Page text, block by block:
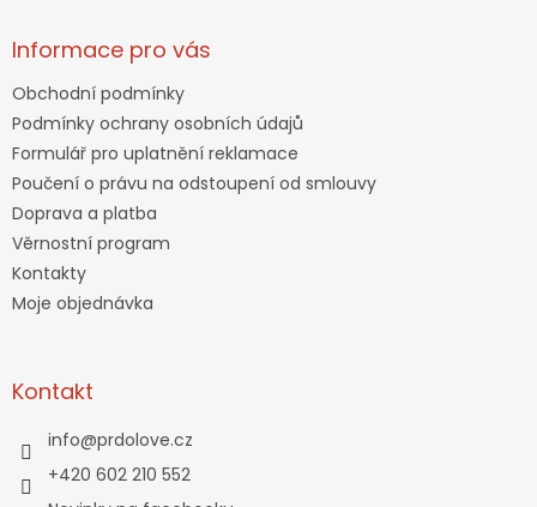
Informace pro vás
Obchodní podmínky
Podmínky ochrany osobních údajů
Formulář pro uplatnění reklamace
Poučení o právu na odstoupení od smlouvy
Doprava a platba
Věrnostní program
Kontakty
Moje objednávka
Kontakt
info@prdolove.cz
+420 602 210 552